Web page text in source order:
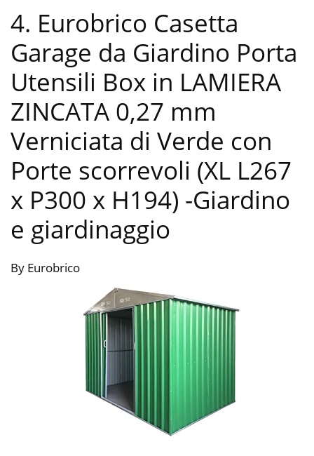
4. Eurobrico Casetta
Garage da Giardino Porta
Utensili Box in LAMIERA
ZINCATA 0,27 mm
Verniciata di Verde con
Porte scorrevoli (XL L267
x P300 x H194) -Giardino
e giardinaggio
By Eurobrico